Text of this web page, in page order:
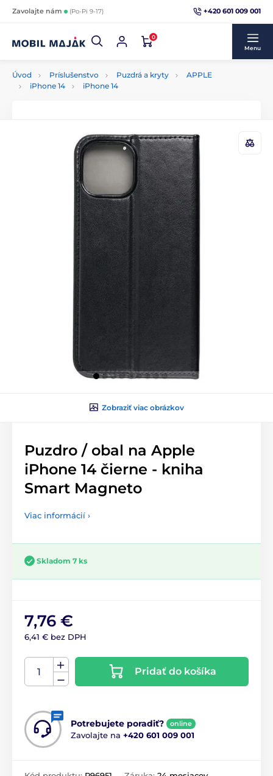
Zavolajte nám (Po-Pi 9-17) +420 601 009 001
0
Menu
Úvod Príslušenstvo Puzdrá a kryty
APPLE
iPhone 14
iPhone 14
Zobraziť viac obrázkov
Puzdro / obal na Apple
iPhone 14 čierne - kniha
Smart Magneto
Viac informácií ›
Skladom 7 ks
7,76 €
6,41 € bez DPH
Pridať do košíka
Potrebujete poradiť? online
Zavolajte na +420 601 009 001